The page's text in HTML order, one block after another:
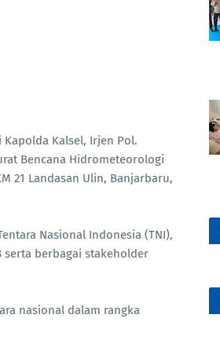
Kalsel, Irjen Pol.
Bencana Hidrometeorologi
21 Landasan Ulin, Banjarbaru,
Nasional Indonesia (TNI),
serta berbagai stakeholder
nasional dalam rangka